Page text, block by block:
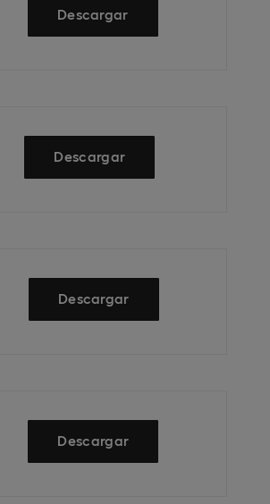
Descargar
Descargar
Descargar
Descargar